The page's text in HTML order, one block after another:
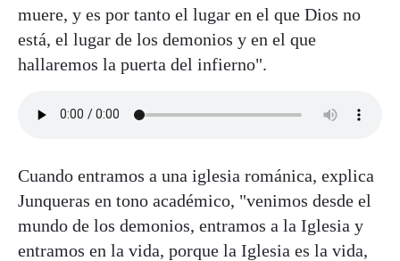
muere, y es por tanto el lugar en el que Dios no
está, el lugar de los demonios y en el que
hallaremos la puerta del infierno".
Cuando entramos a una iglesia románica, explica
Junqueras en tono académico, "venimos desde el
mundo de los demonios, entramos a la Iglesia y
entramos en la vida, porque la Iglesia es la vida,